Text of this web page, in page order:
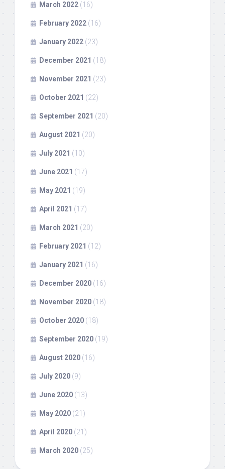
March 2022 (16)
February 2022 (16)
January 2022 (23)
December 2021 (18)
November 2021 (23)
October 2021 (22)
September 2021 (20)
August 2021 (20)
July 2021 (10)
June 2021 (17)
May 2021 (19)
April 2021 (17)
March 2021 (20)
February 2021 (12)
January 2021 (16)
December 2020 (16)
November 2020 (18)
October 2020 (18)
September 2020 (19)
August 2020 (16)
July 2020 (9)
June 2020 (13)
May 2020 (21)
April 2020 (21)
March 2020 (25)